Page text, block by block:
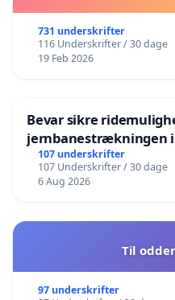
731 underskrifter
116 Underskrifter / 30 dage
19 Feb 2026
Bevar sikre
jernbanestrækningen i
107 underskrifter
107 Underskrifter / 30 dage
6 Aug 2026
Til
97 underskrifter